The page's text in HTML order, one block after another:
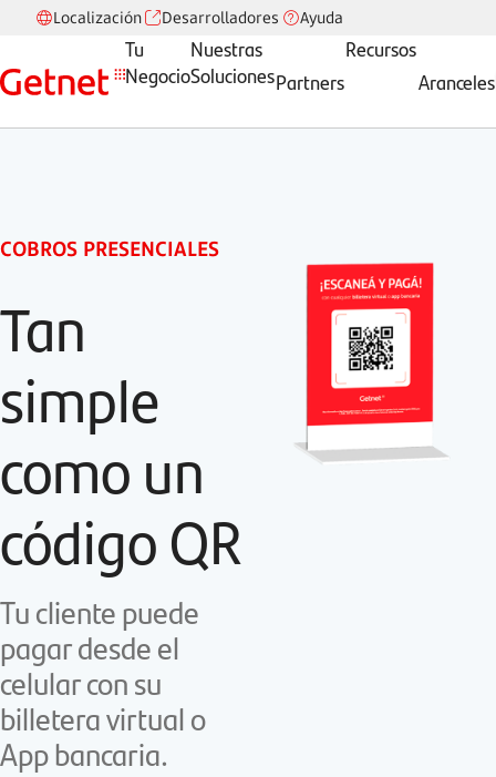
Tu
Negocio
Nuestras
SolucionesPartners
Recursos
Aranceles
Localización Desarrolladores Ayuda
COBROS PRESENCIALES
Tan
simple
como un
código QR
Tu cliente puede
pagar desde el
celular con su
billetera virtual o
App bancaria.